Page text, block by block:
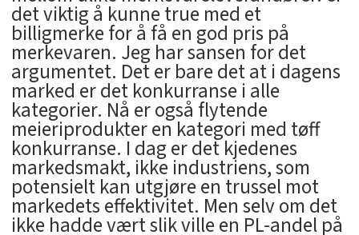
det viktig å kunne true med et
billigmerke for å få en god pris på
merkevaren. Jeg har sansen for det
argumentet. Det er bare det at i dagens
marked er det konkurranse i alle
kategorier. Nå er også flytende
meieriprodukter en kategori med tøff
konkurranse. I dag er det kjedenes
markedsmakt, ikke industriens, som
potensielt kan utgjøre en trussel mot
markedets effektivitet. Men selv om det
ikke hadde vært slik ville en PL-andel på